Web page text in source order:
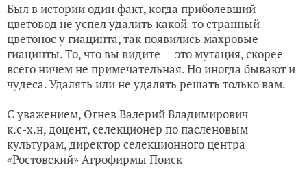
Был в истории один факт, когда приболевший
цветовод не успел удалить какой-то странный
цветонос у гиацинта, так появились махровые
гиацинты. То, что вы видите — это мутация, скорее
всего ничем не примечательная. Но иногда бывают и
чудеса. Удалять или не удалять решать только вам.
С уважением, Огнев Валерий Владимирович
к.с-х.н, доцент, селекционер по пасленовым
культурам, директор селекционного центра
«Ростовский» Агрофирмы Поиск